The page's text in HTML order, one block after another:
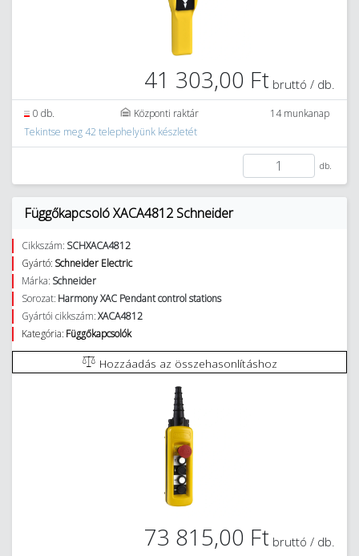
41 303,00 Ft bruttó / db.
0 db. Központi raktár
14 munkanap
Tekintse meg 42 telephelyünk készletét
db.
Függőkapcsoló XACA4812 Schneider
Cikkszám: SCHXACA4812
Gyártó: Schneider Electric
Márka: Schneider
Sorozat: Harmony XAC Pendant control stations
Gyártói cikkszám:XACA4812
Kategória: Függőkapcsolók
Hozzáadás az összehasonlításhoz
73 815,00 Ft bruttó / db.